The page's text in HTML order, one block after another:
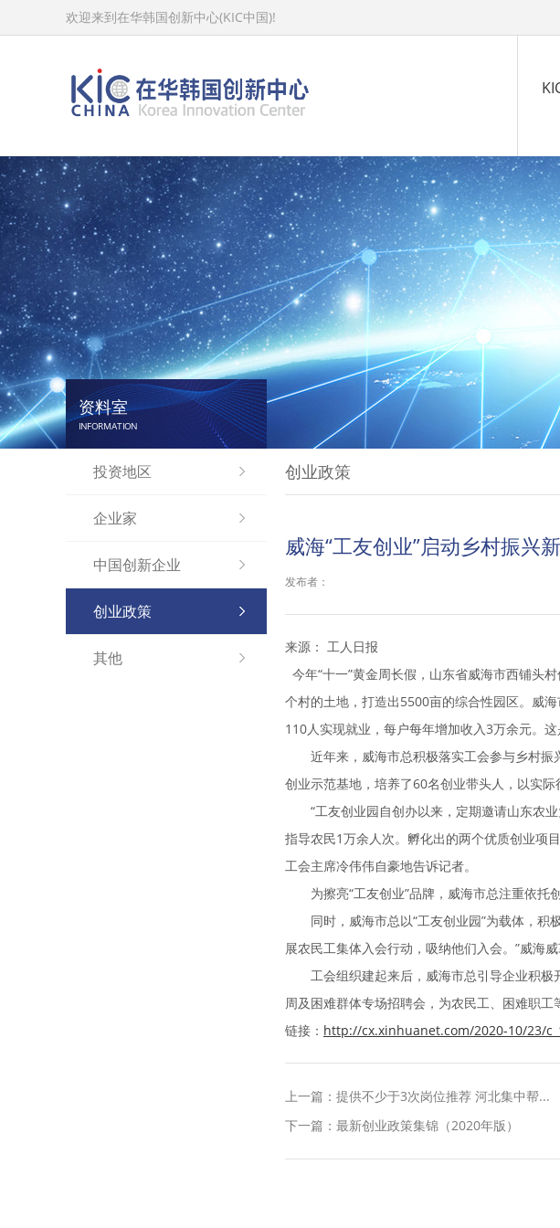
欢迎来到在华韩国创新中心(KIC中国)!
资料室
INFORMATION
投资地区
企业家
中国创新企业
创业政策
其他
创业政策
威海“工友创业”启动乡村振兴
发布者：
来源： 工人日报
今年“十一”黄金周长假，山东省威海市西铺头
个村的土地，打造出5500亩的综合性园区。威
110人实现就业，每户每年增加收入3万余元。
近年来，威海市总积极落实工会参与乡村振
创业示范基地，培养了60名创业带头人，以实际
“工友创业园自创办以来，定期邀请山东农业
指导农民1万余人次。孵化出的两个优质创业项
工会主席冷伟伟自豪地告诉记者。
为擦亮“工友创业”品牌，威海市总注重依托
同时，威海市总以“工友创业园”为载体，积
展农民工集体入会行动，吸纳他们入会。”威海
工会组织建起来后，威海市总引导企业积极
周及困难群体专场招聘会，为农民工、困难职工
链接： http://cx.xinhuanet.com/2020-10/23/
上一篇：提供不少于3次岗位推荐 河北集中帮...
下一篇：最新创业政策集锦（2020年版）